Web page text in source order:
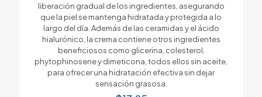
liberación gradual de los ingredientes, asegurando
que la piel se mantenga hidratada y protegida a lo
largo del día. Además de las ceramidas y el ácido
hialurónico, la crema contiene otros ingredientes
beneficiosos como glicerina, colesterol,
phytophinosene y dimeticona, todos ellos sin aceite,
para ofrecer una hidratación efectiva sin dejar
sensación grasosa.